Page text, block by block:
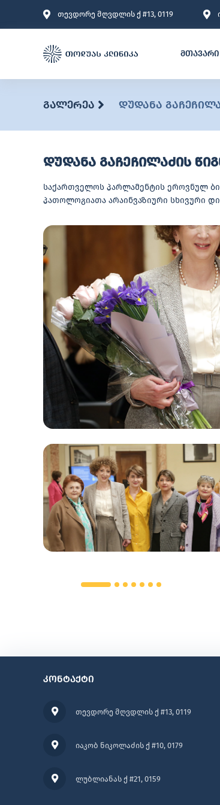
თევდორე მღვდლის ქ #13, 0119
მთავარი
გალერეა დუდანა
დუდანა გაჩეჩილაძის
საქართველოს პარლამენტის ეროვნულ
პათოლოგიათა არაინვაზიური სხივური
კონტაქტი
თევდორე მღვდლის ქ #13, 0119
იაკობ ნიკოლაძის ქ #10, 0179
ლუბლიანას ქ #21, 0159